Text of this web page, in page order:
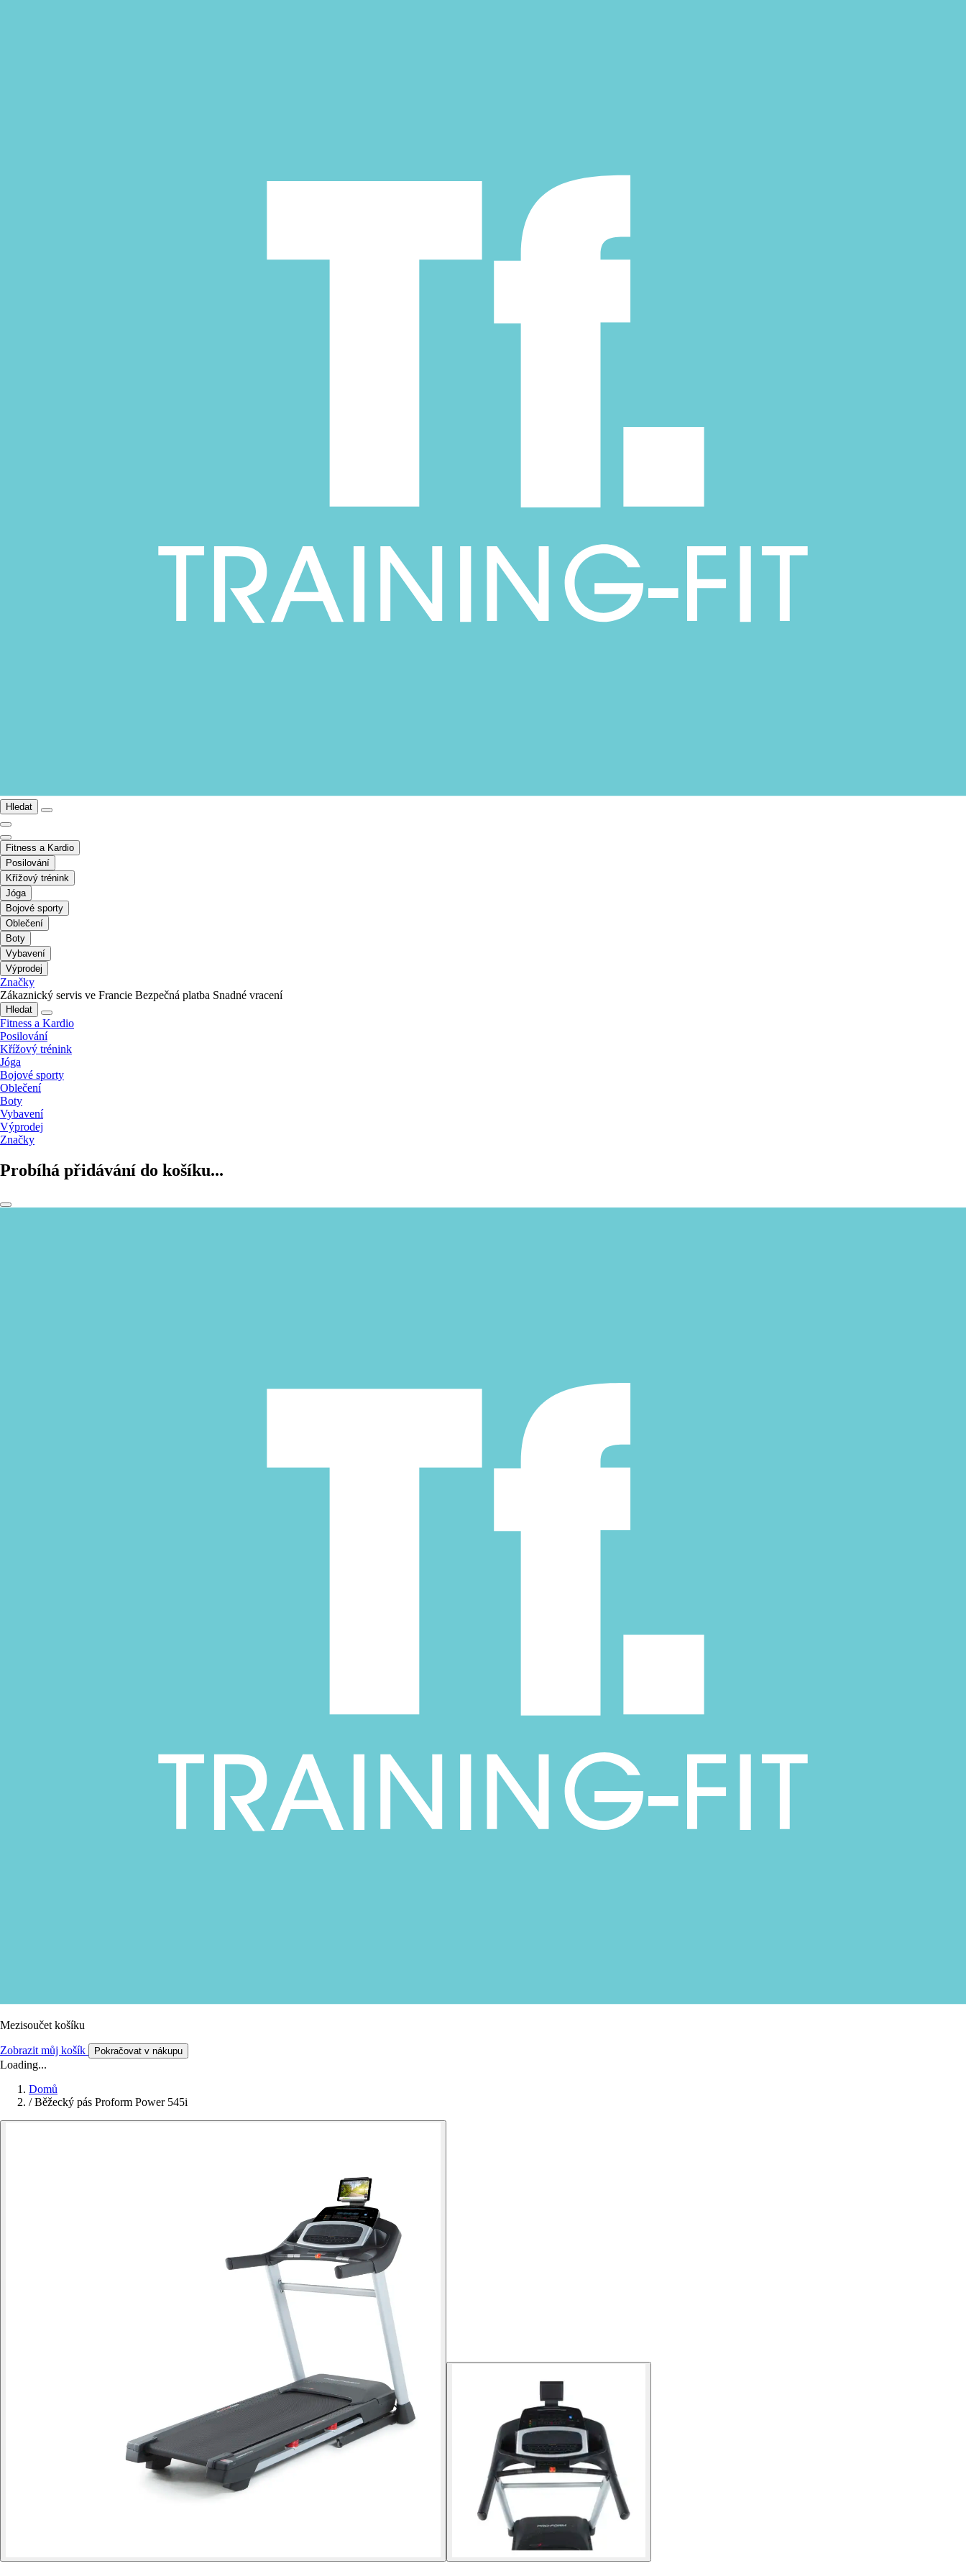
Hledat
Fitness a Kardio
Posilování
Křížový trénink
Jóga
Bojové sporty
Oblečení
Boty
Vybavení
Výprodej
Značky
Zákaznický servis ve Francie Bezpečná platba Snadné vracení
Hledat
Fitness a Kardio
Posilování
Křížový trénink
Jóga
Bojové sporty
Oblečení
Boty
Vybavení
Výprodej
Značky
Probíhá přidávání do košíku...
Mezisoučet košíku
Zobrazit můj košík Pokračovat v nákupu
Loading...
Domů
/ Běžecký pás Proform Power 545i